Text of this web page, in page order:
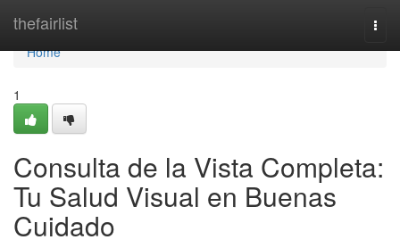
thefairlist
Home
Home
1
Consulta de la Vista Completa:
Tu Salud Visual en Buenas
Cuidado